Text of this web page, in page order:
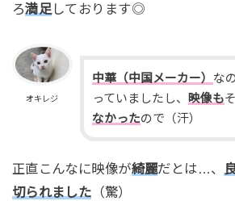
ろ満足 しております◎
オキレジ
中華（中国メーカー） な
っていましたし、
映像も
なかったので（汗）
正直こんなに映像が綺麗だとは…、
切られました （驚）